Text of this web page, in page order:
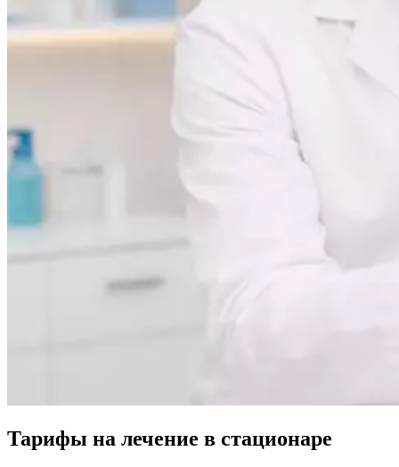
Тарифы на лечение в стационаре